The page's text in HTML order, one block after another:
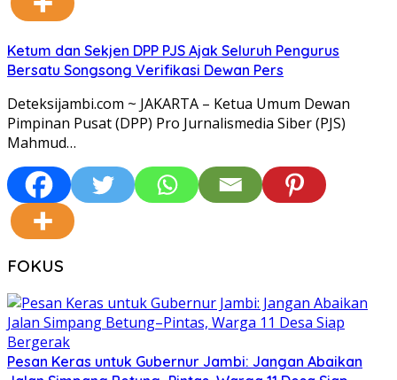
Ketum dan Sekjen DPP PJS Ajak Seluruh Pengurus
Bersatu Songsong Verifikasi Dewan Pers
Deteksijambi.com ~ JAKARTA – Ketua Umum Dewan
Pimpinan Pusat (DPP) Pro Jurnalismedia Siber (PJS)
Mahmud…
FOKUS
Pesan Keras untuk Gubernur Jambi: Jangan Abaikan